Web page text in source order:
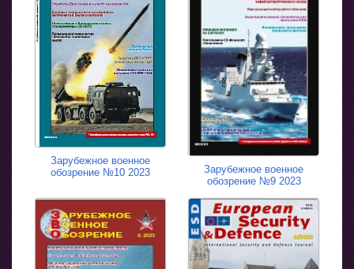
Зарубежное военное
обозрение №10 2023
Зарубежное военное
обозрение №9 2023